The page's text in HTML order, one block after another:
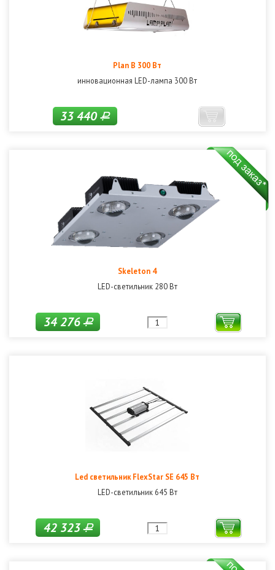
Plan B 300 Вт
инновационная LED-лампа 300 Вт
33 440Р
Skeleton 4
LED-светильник 280 Вт
34 276Р
Led светильник FlexStar SE 645 Вт
LED-светильник 645 Вт
42 323Р